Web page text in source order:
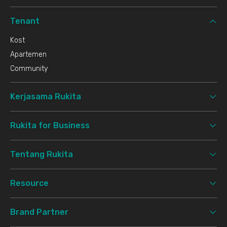
Tenant
Kost
Apartemen
Community
Kerjasama Rukita
Rukita for Business
Tentang Rukita
Resource
Brand Partner